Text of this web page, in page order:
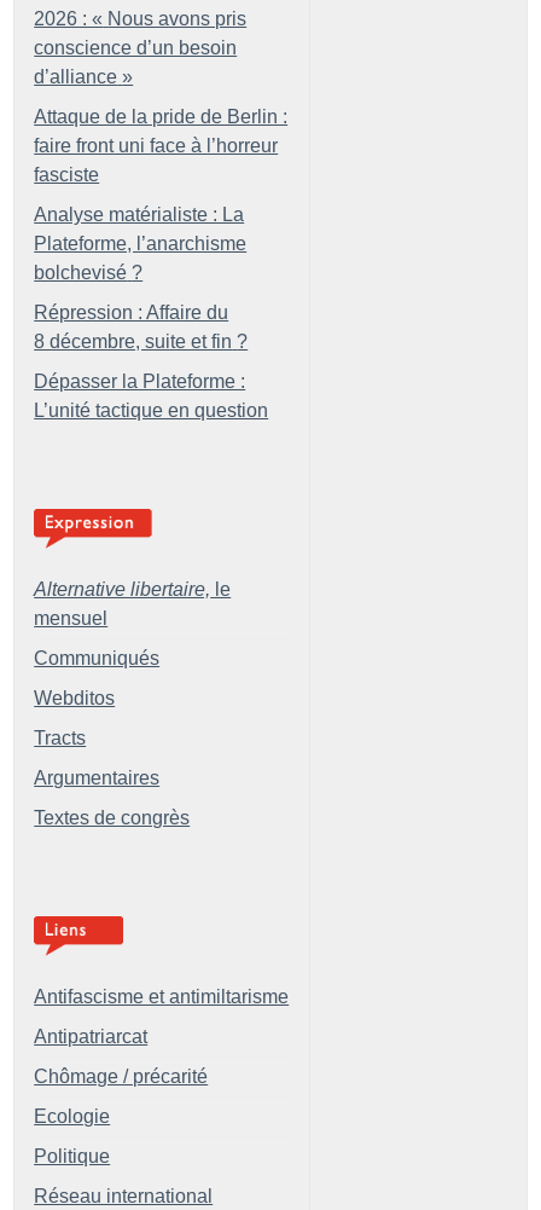
2026 : « Nous avons pris
conscience d’un besoin
d’alliance »
Attaque de la pride de Berlin :
faire front uni face à l’horreur
fasciste
Analyse matérialiste : La
Plateforme, l’anarchisme
bolchevisé ?
Répression : Affaire du
8 décembre, suite et fin ?
Dépasser la Plateforme :
L’unité tactique en question
Alternative libertaire, le
mensuel
Communiqués
Webditos
Tracts
Argumentaires
Textes de congrès
Antifascisme et antimiltarisme
Antipatriarcat
Chômage / précarité
Ecologie
Politique
Réseau international